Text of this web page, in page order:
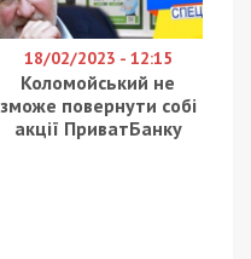
18/02/2023 - 12:15
Коломойський не
зможе повернути собі
акції ПриватБанку